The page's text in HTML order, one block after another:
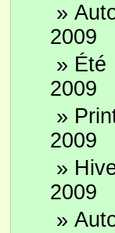
»
2009
» Été
2009
»
2009
»
2009
»